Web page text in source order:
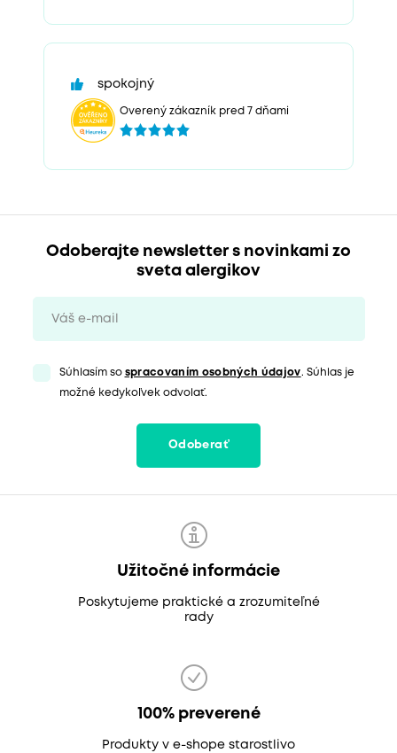
spokojný
Overený zákazník pred 7 dňami
Odoberajte newsletter s novinkami zo
sveta alergikov
Súhlasím so spracovaním osobných údajov. Súhlas je
možné kedykoľvek odvolať.
Odoberať
Užitočné informácie
Poskytujeme praktické a zrozumiteľné
rady
100% preverené
Produkty v e-shope starostlivo